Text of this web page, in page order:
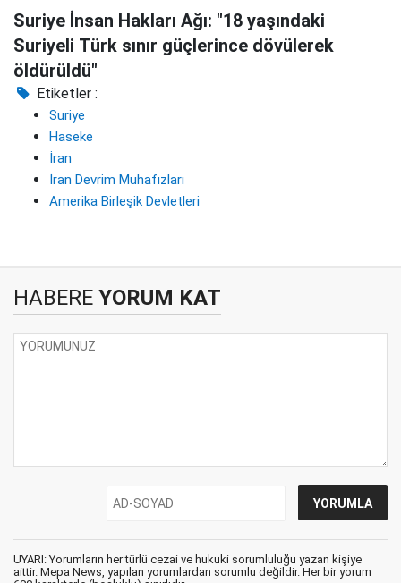
Suriye İnsan Hakları Ağı: "18 yaşındaki
Suriyeli Türk sınır güçlerince dövülerek
öldürüldü"
Etiketler :
Suriye
Haseke
İran
İran Devrim Muhafızları
Amerika Birleşik Devletleri
HABERE YORUM KAT
UYARI: Yorumların her türlü cezai ve hukuki sorumluluğu yazan kişiye
aittir. Mepa News, yapılan yorumlardan sorumlu değildir. Her bir yorum